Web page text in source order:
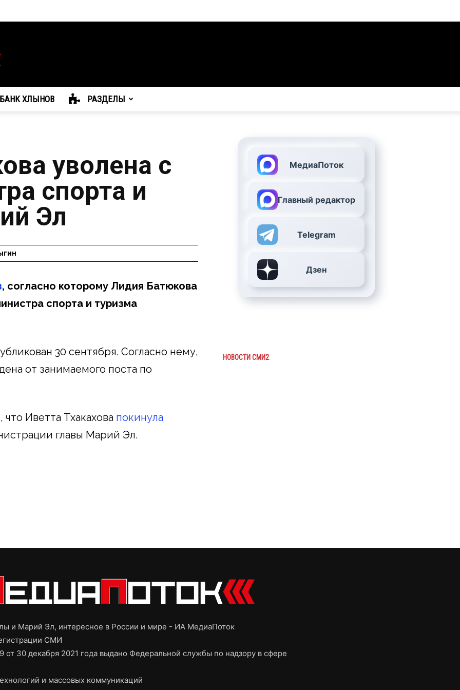
ХЛЫНОВ РАЗДЕЛЫ
уволена с
спорта и
Эл
, согласно которому Лидия Батюкова
спорта и туризма
30 сентября. Согласно нему,
от занимаемого поста по
Иветта Тхакахова покинула
главы Марий Эл.
МедиаПоток
Главный редактор
Telegram
Дзен
НОВОСТИ СМИ2
и Марий Эл, интересное в России и мире - ИА МедиаПоток
СМИ
30 декабря 2021 года выдано Федеральной службы по надзору в сфере
и массовых коммуникаций